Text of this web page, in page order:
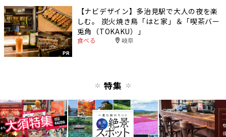
PR
【ナビデザイン】多治見駅で大人の夜を楽
しむ。 炭火焼き鳥「はと家」＆「喫茶バー
兎角（TOKAKU）」
食べる 岐阜
特集